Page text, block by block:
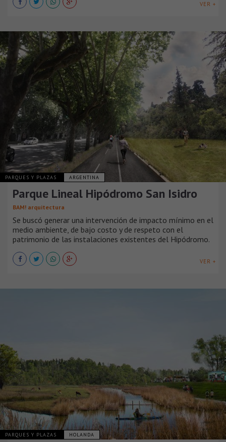
VER +
PARQUES Y PLAZAS ARGENTINA
Parque Lineal Hipódromo San Isidro
BAM! arquitectura
Se buscó generar una intervención de impacto mínimo en el
medio ambiente, de bajo costo y de respeto con el
patrimonio de las instalaciones existentes del Hipódromo.
VER +
PARQUES Y PLAZAS HOLANDA